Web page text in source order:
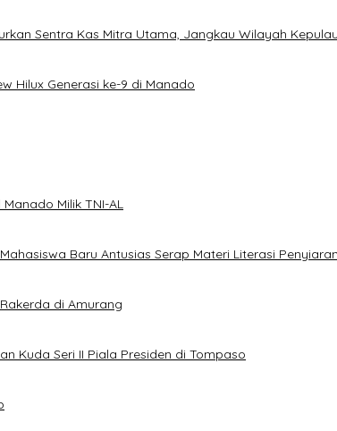
Sentra Kas Mitra Utama, Jangkau Wilayah
Hilux Generasi ke-9 di Manado
Milik TNI-AL
Baru Antusias Serap Materi Literasi
di Amurang
Kuda Seri II Piala Presiden di Tompaso